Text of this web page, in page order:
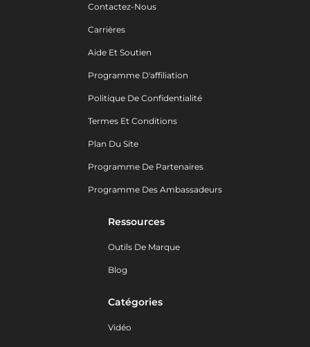
Contactez-Nous
Carrières
Aide Et Soutien
Programme D'affiliation
Politique De Confidentialité
Termes Et Conditions
Plan Du Site
Programme De Partenaires
Programme Des Ambassadeurs
Ressources
Outils De Marque
Blog
Catégories
Vidéo